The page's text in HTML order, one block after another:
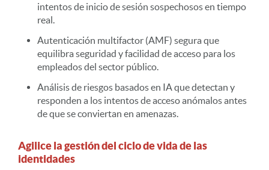
intentos de inicio de sesión sospechosos en tiempo
real.
Autenticación multifactor (AMF) segura que
equilibra seguridad y facilidad de acceso para los
empleados del sector público.
Análisis de riesgos basados en IA que detectan y
responden a los intentos de acceso anómalos antes
de que se conviertan en amenazas.
Agilice la gestión del ciclo de vida de las
identidades